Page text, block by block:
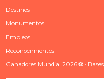
Destinos
Monumentos
Empleos
Reconocimientos
Ganadores Mundial 2026 ⚽ · Bases